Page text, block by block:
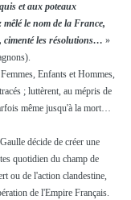
et aux poteaux
le nom de la France,
cimenté les résolutions… »
Enfants et Hommes,
; luttèrent, au mépris de
même jusqu'à la mort…
décide de créer une
quotidien du champ de
ou de l'action clandestine,
de l'Empire Français.